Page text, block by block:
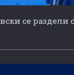
се раздели